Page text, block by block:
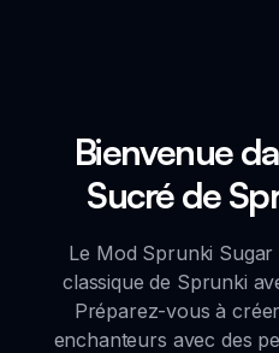
Bienvenue
Sucré de
Le Mod Sprunki Sugar
classique de Sprunki
Préparez-vous à
enchanteurs avec des